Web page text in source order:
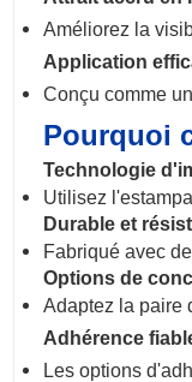
Améliorez la
Application
Conçu comme
Pourquoi
Technologie
Utilisez
Durable et
Fabriqué avec
Options de
Adaptez la paire
Adhérence
Les options